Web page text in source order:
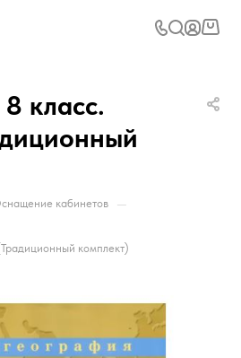
класс.
кабинетов —
комплект)